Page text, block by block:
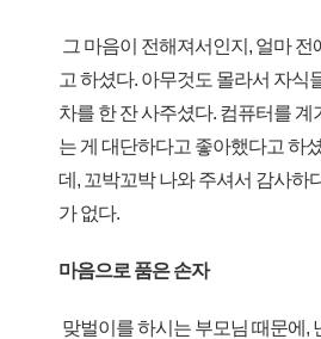
그 마음이 전해져서인지, 얼마
고 하셨다. 아무것도 몰라서 자식
차를 한 잔 사주셨다. 컴퓨터를
는 게 대단하다고 좋아했다고 하
데, 꼬박꼬박 나와 주셔서 감사하
가 없다.
마음으로 품은 손자
맞벌이를 하시는 부모님 때문에,